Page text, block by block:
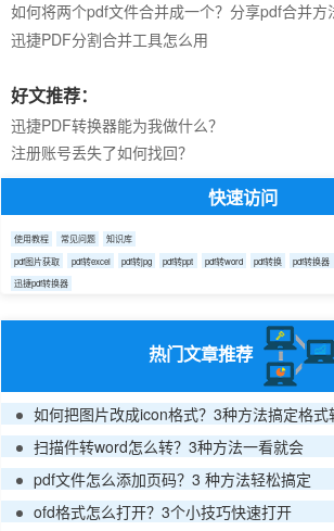
如何将两个pdf文件合并成一个？分享pdf合并方
迅捷PDF分割合并工具怎么用
好文推荐：
迅捷PDF转换器能为我做什么？
注册账号丢失了如何找回？
快速访问
使用教程 常见问题
知识库
pdf图片获取
pdf转excel pdf转jpg pdf转ppt pdf转word pdf转换 pdf转换器
迅捷pdf转换器
热门文章推荐
如何把图片改成icon格式？3种方法搞定格式
扫描件转word怎么转？3种方法一看就会
pdf文件怎么添加页码？3 种方法轻松搞定
ofd格式怎么打开？3个小技巧快速打开